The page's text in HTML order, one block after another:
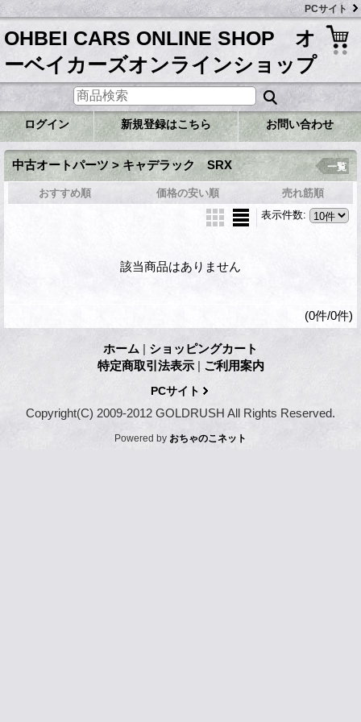
PCサイト
OHBEI CARS ONLINE SHOP オ
ーベイカーズオンラインショップ
ログイン 新規登録はこちら お問い合わせ
中古オートパーツ > キャデラック SRX 一覧
おすすめ順 価格の安い順
売れ筋順
表示件数:
該当商品はありません
(0件/0件)
ホーム | ショッピングカート
特定商取引法表示 | ご利用案内
PCサイト
Copyright(C) 2009-2012 GOLDRUSH All Rights Reserved.
Powered by おちゃのこネット